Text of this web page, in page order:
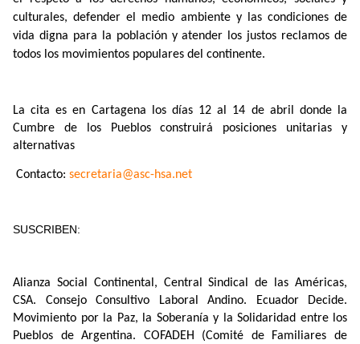
culturales, defender el medio ambiente y las condiciones de
vida digna para la población y atender los justos reclamos de
todos los movimientos populares del continente.
La cita es en Cartagena los días 12 al 14 de abril donde la
Cumbre de los Pueblos construirá posiciones unitarias y
alternativas
Contacto: secretaria@asc-hsa.net
SUSCRIBEN:
Alianza Social Continental, Central Sindical de las Américas,
CSA. Consejo Consultivo Laboral Andino. Ecuador Decide.
Movimiento por la Paz, la Soberanía y la Solidaridad entre los
Pueblos de Argentina. COFADEH (Comité de Familiares de